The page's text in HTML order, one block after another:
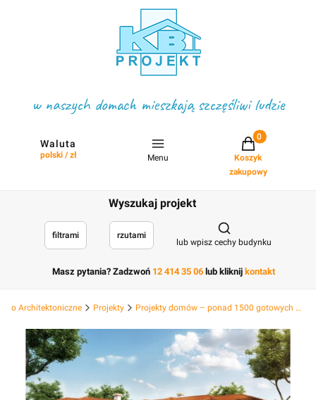
w naszych domach mieszkają szczęśliwi ludzie
Waluta
polski / zł Menu
Projekty w
Koszyk
zakupowy
Wyszukaj projekt
filtrami rzutami
Otwórz
lub wpisz cechy budynku
Masz pytania? Zadzwoń 12 414 35 06 lub kliknij kontakt
Architektoniczne Projekty Projekty domów – ponad 1500 gotowych projektów